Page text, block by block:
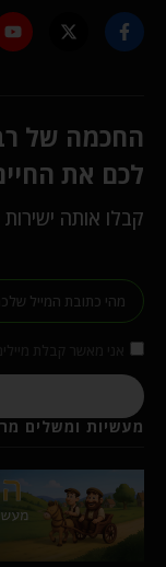
החכמה של
לכם את
קבלו אותה
מעשיות ומשלים